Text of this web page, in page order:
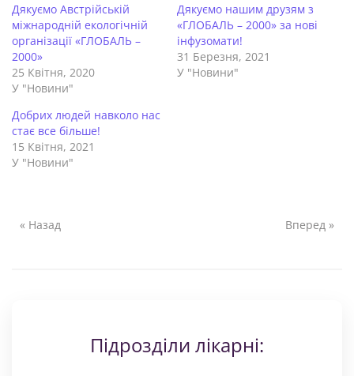
Дякуємо Австрійській
міжнародній екологічній
організації «ГЛОБАЛЬ –
2000»
25 Квітня, 2020
У "Новини"
Дякуємо нашим друзям з
«ГЛОБАЛЬ – 2000» за нові
інфузомати!
31 Березня, 2021
У "Новини"
Добрих людей навколо нас
стає все більше!
15 Квітня, 2021
У "Новини"
« Назад Вперед »
Підрозділи лікарні: